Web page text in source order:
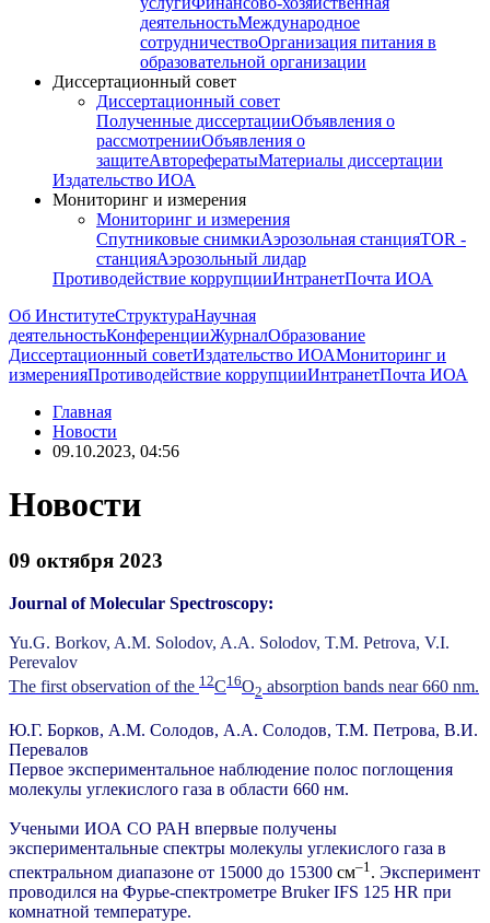
деятельностьМеждународное
сотрудничествоОрганизация питания в
образовательной организации
Диссертационный совет
Диссертационный совет
Полученные диссертацииОбъявления о
рассмотренииОбъявления о
защитеАвторефератыМатериалы диссертации
Издательство ИОА
Мониторинг и измерения
Мониторинг и измерения
Спутниковые снимкиАэрозольная станцияTOR -
станцияАэрозольный лидар
Противодействие коррупцииИнтранетПочта ИОА
Об ИнститутеСтруктураНаучная
деятельностьКонференцииЖурналОбразование
Диссертационный советИздательство ИОАМониторинг и
измеренияПротиводействие коррупцииИнтранетПочта ИОА
Главная
Новости
09.10.2023, 04:56
Новости
09 октября 2023
Journal of Molecular Spectroscopy:
Yu.G. Borkov, A.M. Solodov, A.A. Solodov, T.M. Petrova, V.I.
Perevalov
The first observation of the 12C16O2 absorption bands near 660 nm.
Ю.Г. Борков, А.М. Солодов, А.А. Солодов, Т.М. Петрова, В.И.
Перевалов
Первое экспериментальное наблюдение полос поглощения
молекулы углекислого газа в области 660 нм.
Учеными ИОА СО РАН впервые получены
экспериментальные спектры молекулы углекислого газа в
спектральном диапазоне от 15000 до 15300 см–1. Эксперимент
проводился на Фурье-спектрометре Bruker IFS 125 HR при
комнатной температуре.